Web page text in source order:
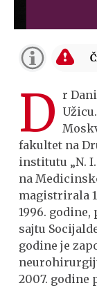
D r
fakultet na
institutu „N.
na
magistrirala
1996. godine,
sajtu
godine je
2007. godine